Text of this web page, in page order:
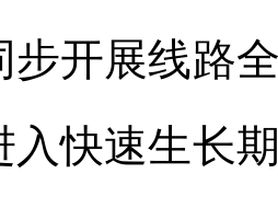
步开展线路
入快速生长